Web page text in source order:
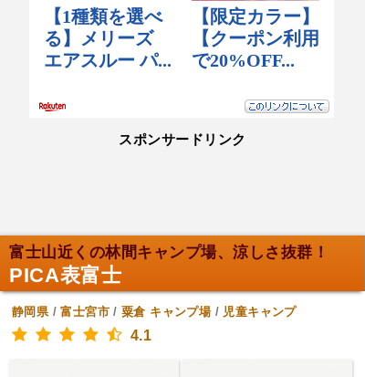
スポンサードリンク
富士山近くの林間キャンプ場、涼しさ抜群！
PICA表富士
静岡県/富士宮市/粟倉 キャンプ場/ 児童キャンプ
4.1